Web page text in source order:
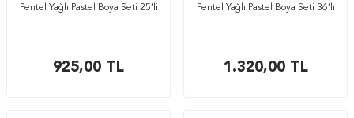
Pentel Yağlı Pastel Boya Seti 25’li
925,00 TL
Pentel Yağlı Pastel Boya Seti 36’lı
1.320,00TL